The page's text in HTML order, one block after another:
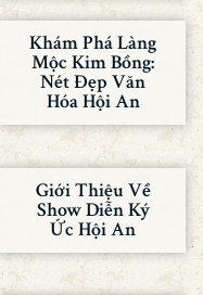
Khám Phá Làng
Mộc Kim Bồng:
Nét Đẹp Văn
Hóa Hội An
Giới Thiệu Về
Show Diễn Ký
Ức Hội An